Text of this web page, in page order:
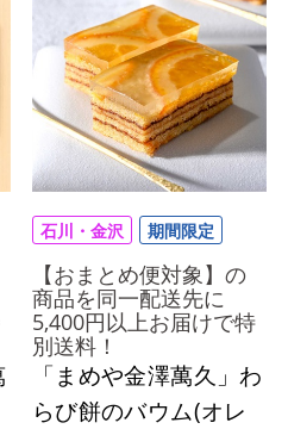
石川・金沢 期間限定
【おまとめ便対象】の
商品を同一配送先に
5,400円以上お届けで特
別送料！
「まめや金澤萬久」わ
らび餅のバウム(オレ